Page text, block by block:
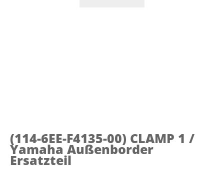
(114-6EE-F4135-00) CLAMP 1 /
Yamaha Außenborder
Ersatzteil